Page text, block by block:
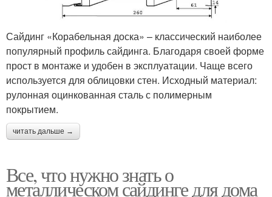
Сайдинг «Корабельная доска» – классический наиболее
популярный профиль сайдинга. Благодаря своей форме
прост в монтаже и удобен в эксплуатации. Чаще всего
используется для облицовки стен. Исходный материал:
рулонная оцинкованная сталь с полимерным
покрытием.
читать дальше →
Все, что нужно знать о
металлическом сайдинге для дома